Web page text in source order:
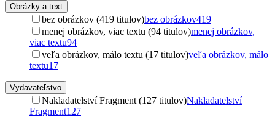
Obrázky a text
bez obrázkov (419 titulov)bez obrázkov419
menej obrázkov, viac textu (94 titulov)menej obrázkov,
viac textu94
veľa obrázkov, málo textu (17 titulov)veľa obrázkov, málo
textu17
Vydavateľstvo
Nakladatelství Fragment (127 titulov)Nakladatelství
Fragment127